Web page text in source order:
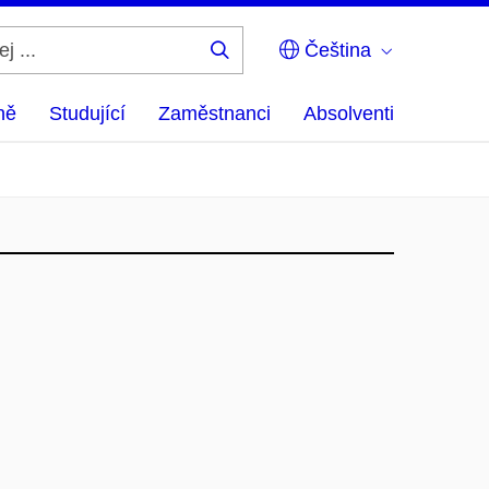
Čeština
Studující Zaměstnanci Absolventi